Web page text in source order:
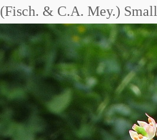
(Fisch. & C.A. Mey.) Small